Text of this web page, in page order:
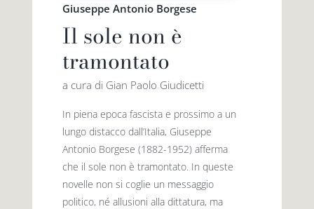
Giuseppe Antonio Borgese
Il sole non è
tramontato
a cura di Gian Paolo Giudicetti
In piena epoca fascista e prossimo a un
lungo distacco dall’Italia, Giuseppe
Antonio Borgese (1882-1952) afferma
che il sole non è tramontato. In queste
novelle non si coglie un messaggio
politico, né allusioni alla dittatura, ma